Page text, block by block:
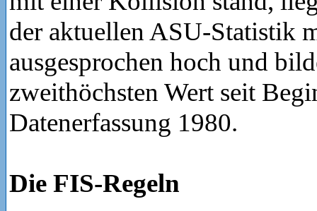
der aktuellen ASU-Statistik
ausgesprochen hoch und
zweithöchsten Wert seit
Datenerfassung 1980.
Die FIS-Regeln